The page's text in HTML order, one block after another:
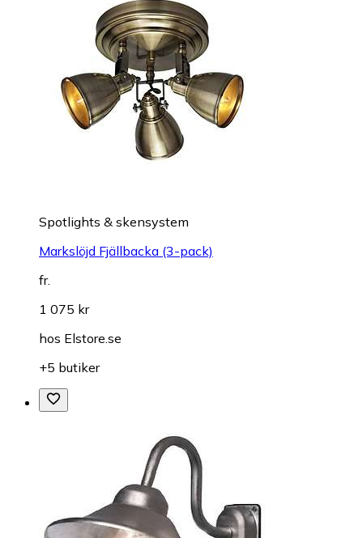
Spotlights & skensystem
Markslöjd Fjällbacka (3-pack)
fr.
1 075 kr
hos Elstore.se
+5 butiker